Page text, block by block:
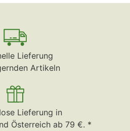
Lieferung
Artikeln
Lieferung in
Österreich ab 79 €. *